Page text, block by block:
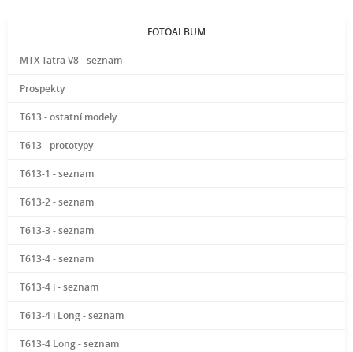
FOTOALBUM
MTX Tatra V8 - seznam
Prospekty
T613 - ostatní modely
T613 - prototypy
T613-1 - seznam
T613-2 - seznam
T613-3 - seznam
T613-4 - seznam
T613-4 i - seznam
T613-4 i Long - seznam
T613-4 Long - seznam